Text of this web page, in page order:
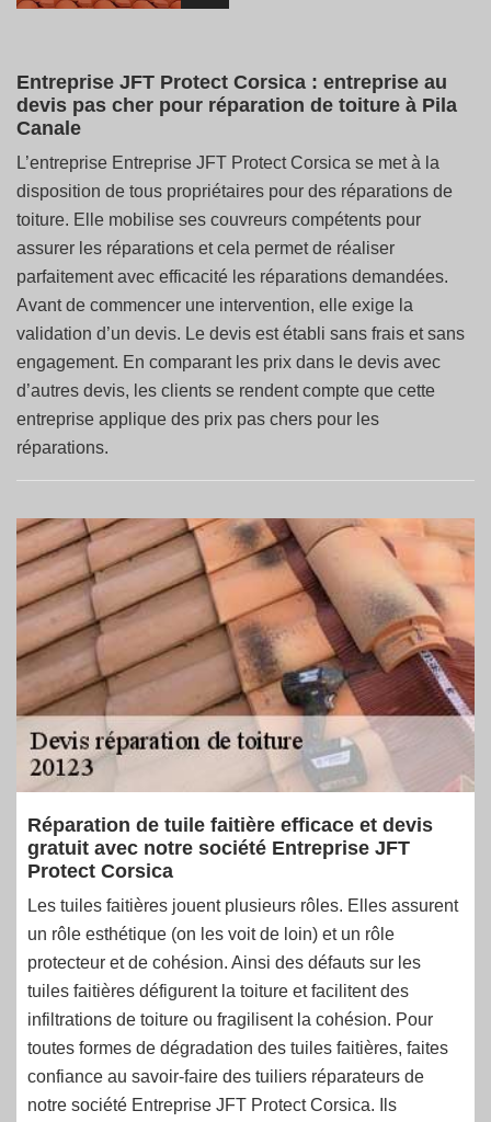
Entreprise JFT Protect Corsica : entreprise au
devis pas cher pour réparation de toiture à Pila
Canale
L’entreprise Entreprise JFT Protect Corsica se met à la
disposition de tous propriétaires pour des réparations de
toiture. Elle mobilise ses couvreurs compétents pour
assurer les réparations et cela permet de réaliser
parfaitement avec efficacité les réparations demandées.
Avant de commencer une intervention, elle exige la
validation d’un devis. Le devis est établi sans frais et sans
engagement. En comparant les prix dans le devis avec
d’autres devis, les clients se rendent compte que cette
entreprise applique des prix pas chers pour les
réparations.
Réparation de tuile faitière efficace et devis
gratuit avec notre société Entreprise JFT
Protect Corsica
Les tuiles faitières jouent plusieurs rôles. Elles assurent
un rôle esthétique (on les voit de loin) et un rôle
protecteur et de cohésion. Ainsi des défauts sur les
tuiles faitières défigurent la toiture et facilitent des
infiltrations de toiture ou fragilisent la cohésion. Pour
toutes formes de dégradation des tuiles faitières, faites
confiance au savoir-faire des tuiliers réparateurs de
notre société Entreprise JFT Protect Corsica. Ils